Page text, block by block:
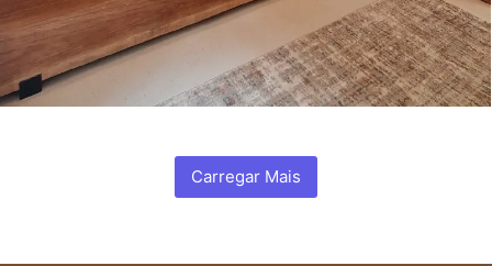
Carregar Mais